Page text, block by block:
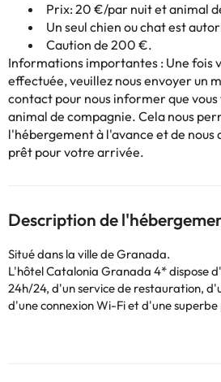
Prix: 20 €/par nuit et animal
Un seul chien ou chat est
Caution de 200 €.
Informations importantes : Une fois
effectuée, veuillez nous envoyer un
contact pour nous informer que
animal de compagnie. Cela nous
l'hébergement à l'avance et de nous
prêt pour votre arrivée.
Description de
Situé dans la ville de Granada.
L'hôtel Catalonia Granada 4* dispose
24h/24, d'un service de restauration,
d'une connexion Wi-Fi et d'une superbe
De plus, il dispose d'un espace spa où
moment de détente, vous y trouverez